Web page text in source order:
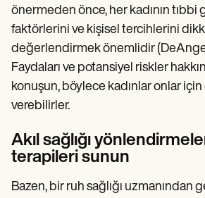
önermeden önce, her kadının tıbbi
faktörlerini ve kişisel tercihlerini
değerlendirmek önemlidir
Faydaları ve potansiyel riskler
konuşun, böylece kadınlar onlar için
verebilirler.
Akıl sağlığı
terapileri sunun
Bazen, bir ruh sağlığı uzmanından